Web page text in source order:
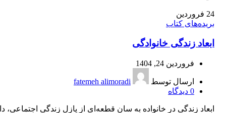
24 فروردین
بریده‌های کتاب
ابعاد زندگی خانوادگی
فروردین 24, 1404
ارسال توسط
fatemeh alimoradi
0 دیدگاه
ابعاد زندگی در خانواده به سان قطعه‌ای از پازل زندگی اجتماعی،